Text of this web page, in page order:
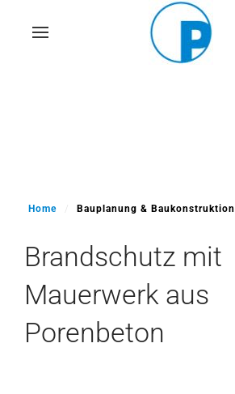
Skip
Home Bauplanung & Baukonstruktion
Brandschutz mit
Mauerwerk aus
Porenbeton